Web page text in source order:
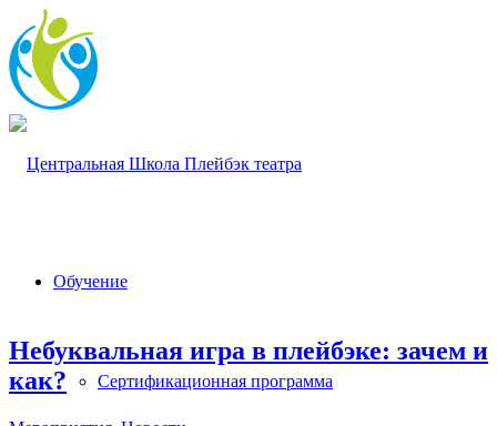
Обучение
Сертификационная программа
Небуквальная игра в плейбэке: зачем и
как?